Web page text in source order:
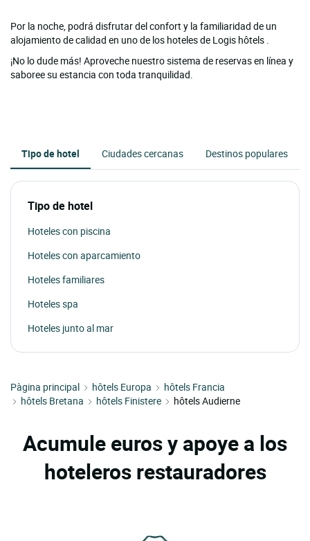
Por la noche, podrá disfrutar del confort y la familiaridad de un
alojamiento de calidad en uno de los hoteles de Logis hôtels .
¡No lo dude más! Aproveche nuestro sistema de reservas en línea y
saboree su estancia con toda tranquilidad.
Tipo de hotel Ciudades cercanas Destinos populares
Tipo de hotel
Hoteles con piscina
Hoteles con aparcamiento
Hoteles familiares
Hoteles spa
Hoteles junto al mar
Pàgina principal hôtels Europa
hôtels Francia
hôtels Bretana
hôtels Finistere hôtels Audierne
Acumule euros y apoye a los
hoteleros restauradores